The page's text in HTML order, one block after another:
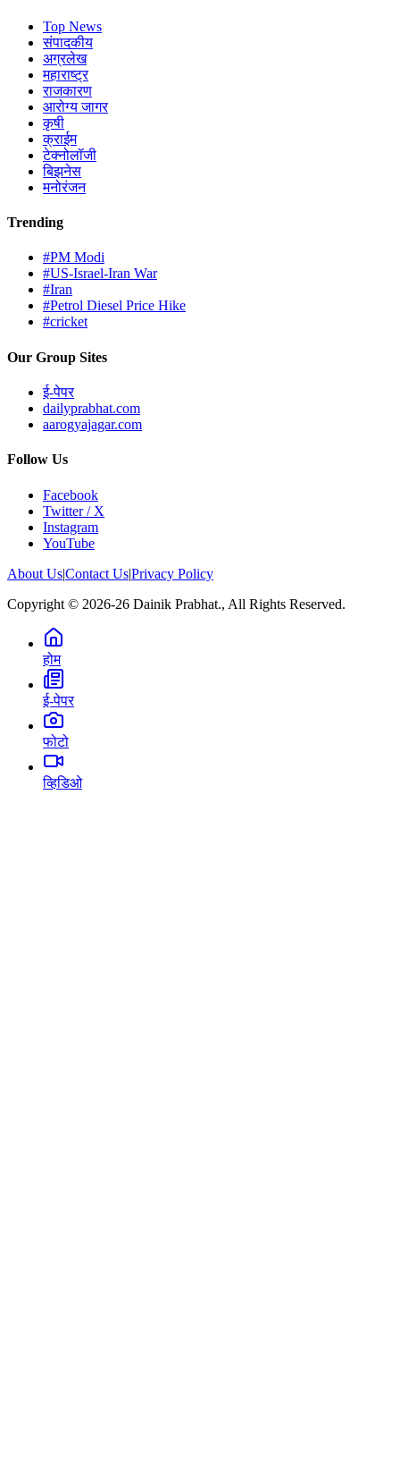
Top News
संपादकीय
अग्रलेख
महाराष्ट्र
राजकारण
आरोग्य जागर
कृषी
क्राईम
टेक्नोलॉजी
बिझनेस
मनोरंजन
Trending
#PM Modi
#US-Israel-Iran War
#Iran
#Petrol Diesel Price Hike
#cricket
Our Group Sites
ई-पेपर
dailyprabhat.com
aarogyajagar.com
Follow Us
Facebook
Twitter / X
Instagram
YouTube
About Us|Contact Us|Privacy Policy
Copyright © 2026-26 Dainik Prabhat., All Rights Reserved.
होम
ई-पेपर
फोटो
व्हिडिओ